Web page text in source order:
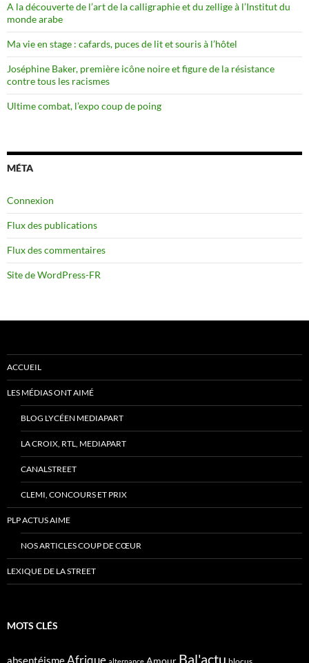
A la découverte de l’art de la calligraphie et du zellige à l’Institut du
monde arabe
Ma vie en stage : cafards, puces de lit et souris à l’hôtel
Joséphine Baker, première icône noire et figure de la résistance
contre tous les racismes
Ultime combat, l’expo coup de poing
MÉTA
Connexion
Flux des publications
Flux des commentaires
Site de WordPress-FR
ACCUEIL
LES MÉDIAS ONT AIMÉ
BLOG LYCÉEN MEDIAPART
LA CROIX, RTL, MEDIAPART
CANALSTREET
CLEMI, CONCOURS ET PRIX
PLP ACTUS AIME
NOS ARTICLES COUP DE CŒUR
LEXIQUE DE LA STREET
MOTS CLÉS
absentéisme Afrique Amour Bal'actu